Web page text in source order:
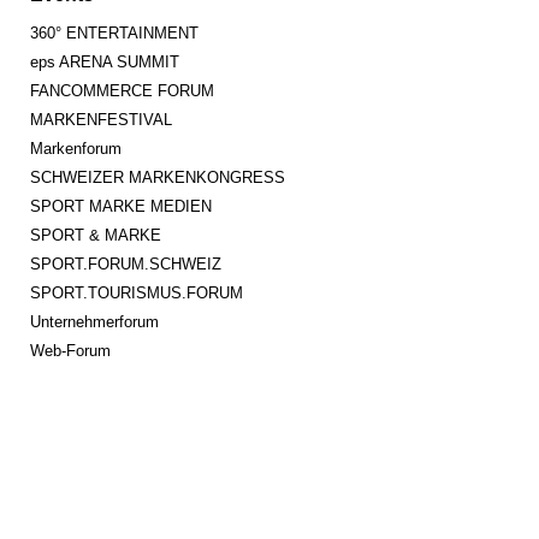
360° ENTERTAINMENT
eps ARENA SUMMIT
FANCOMMERCE FORUM
MARKENFESTIVAL
Markenforum
SCHWEIZER MARKENKONGRESS
SPORT MARKE MEDIEN
SPORT & MARKE
SPORT.FORUM.SCHWEIZ
SPORT.TOURISMUS.FORUM
Unternehmerforum
Web-Forum